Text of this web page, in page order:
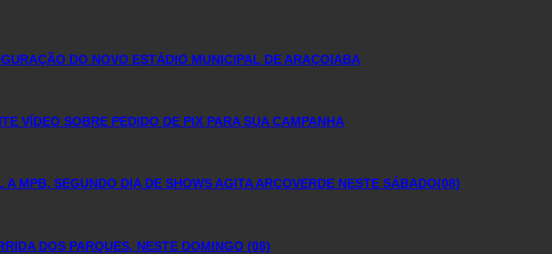
DO NOVO ESTÁDIO MUNICIPAL DE ARAÇOIABA
VÍDEO SOBRE PEDIDO DE PIX PARA SUA CAMPANHA
MPB, SEGUNDO DIA DE SHOWS AGITA ARCOVERDE NESTE SÁBADO(08)
DOS PARQUES, NESTE DOMINGO (08)